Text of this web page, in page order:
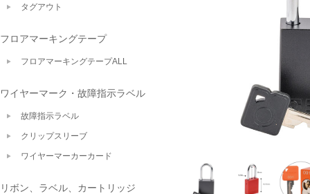
タグアウト
フロアマーキングテープ
フロアマーキングテープALL
ワイヤーマーク・故障指示ラベル
故障指示ラベル
クリップスリーブ
ワイヤーマーカーカード
リボン、ラベル、カートリッジ